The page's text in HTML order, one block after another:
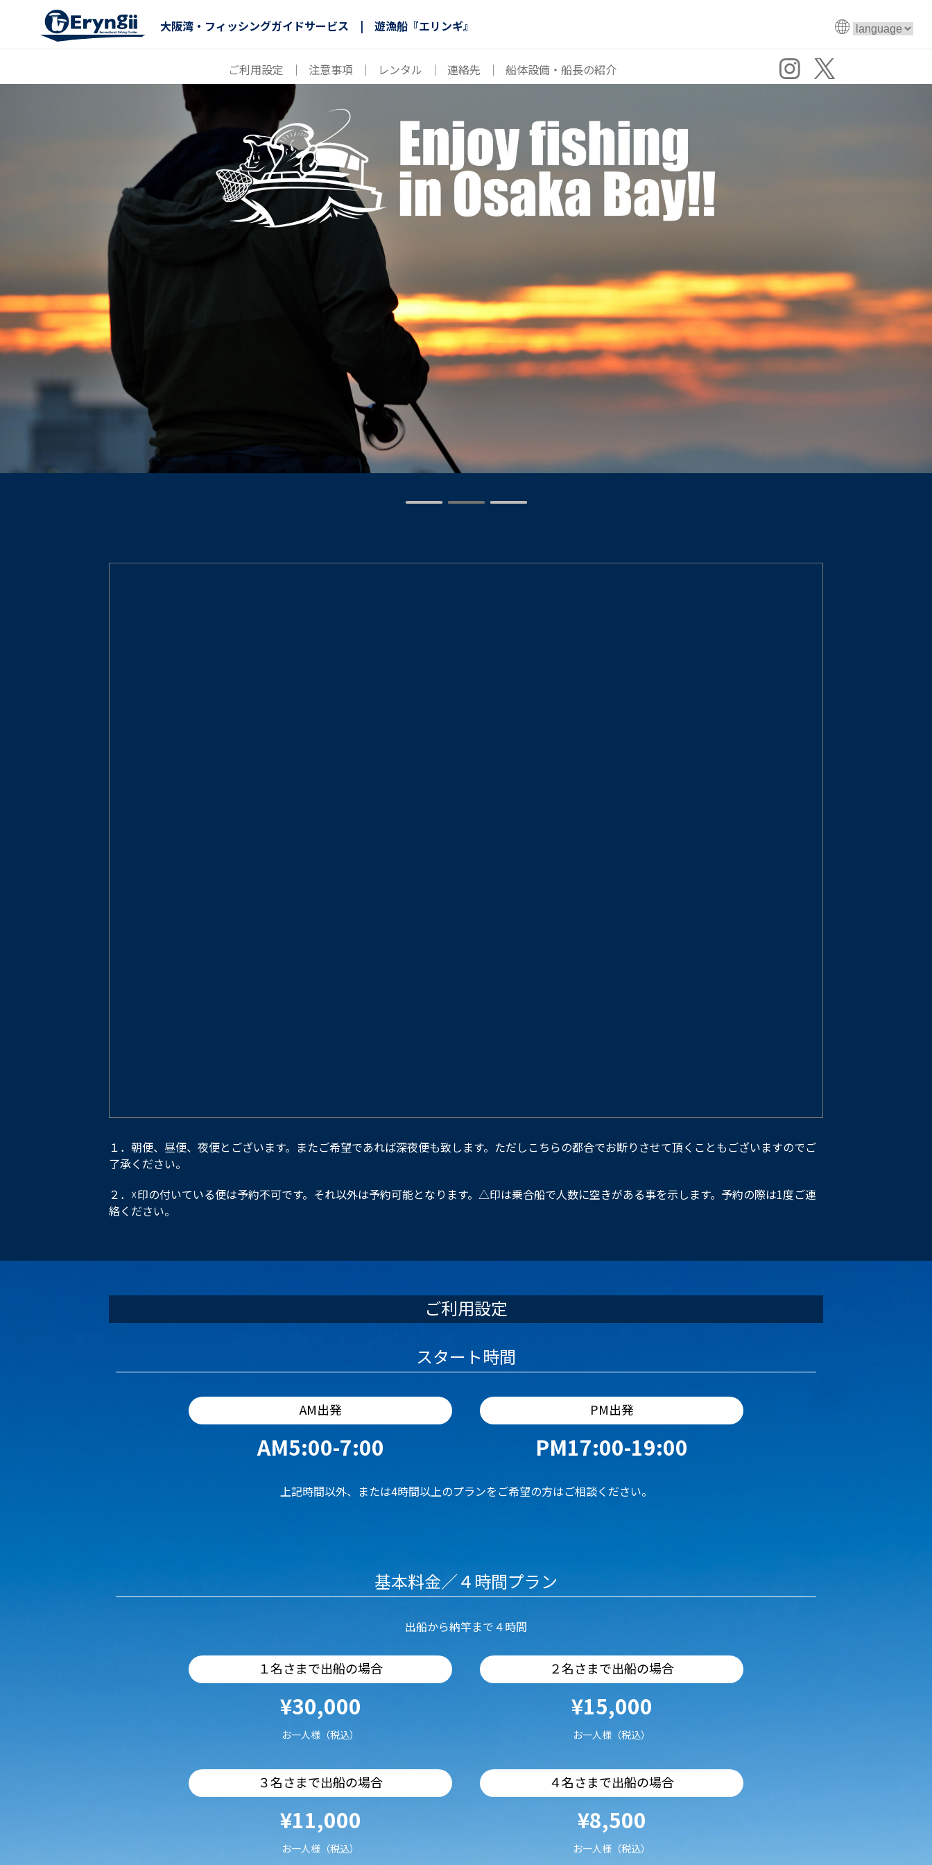
大阪湾・フィッシングガイドサービス | 遊漁船『エリンギ』
ご利用設定 ｜ 注意事項 ｜ レンタル ｜ 連絡先 ｜ 船体設備・船長の紹介
１．朝便、昼便、夜便とございます。またご希望であれば深夜便も致します。ただしこちらの都合でお断りさせて頂くこともございますのでご
了承ください。
２．☓印の付いている便は予約不可です。それ以外は予約可能となります。△印は乗合船で人数に空きがある事を示します。予約の際は1度ご連
絡ください。
ご利用設定
スタート時間
AM出発
AM5:00-7:00
PM出発
PM17:00-19:00
上記時間以外、または4時間以上のプランをご希望の方はご相談ください。
基本料金／４時間プラン
出船から納竿まで４時間
１名さまで出船の場合
¥30,000
お一人様（税込）
２名さまで出船の場合
¥15,000
お一人様（税込）
３名さまで出船の場合
¥11,000
お一人様（税込）
４名さまで出船の場合
¥8,500
お一人様（税込）